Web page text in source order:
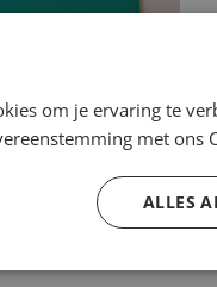
om je ervaring te
met ons
ALLES